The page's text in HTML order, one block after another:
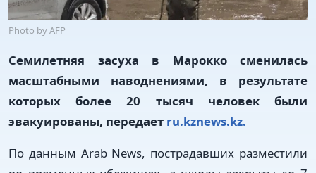
Photo by AFP
Семилетняя засуха в Марокко сменилась
масштабными наводнениями, в результате
которых более 20 тысяч человек были
эвакуированы, передает ru.kznews.kz.
По данным Arab News, пострадавших разместили